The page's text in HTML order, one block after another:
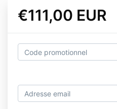
€111,00 EUR